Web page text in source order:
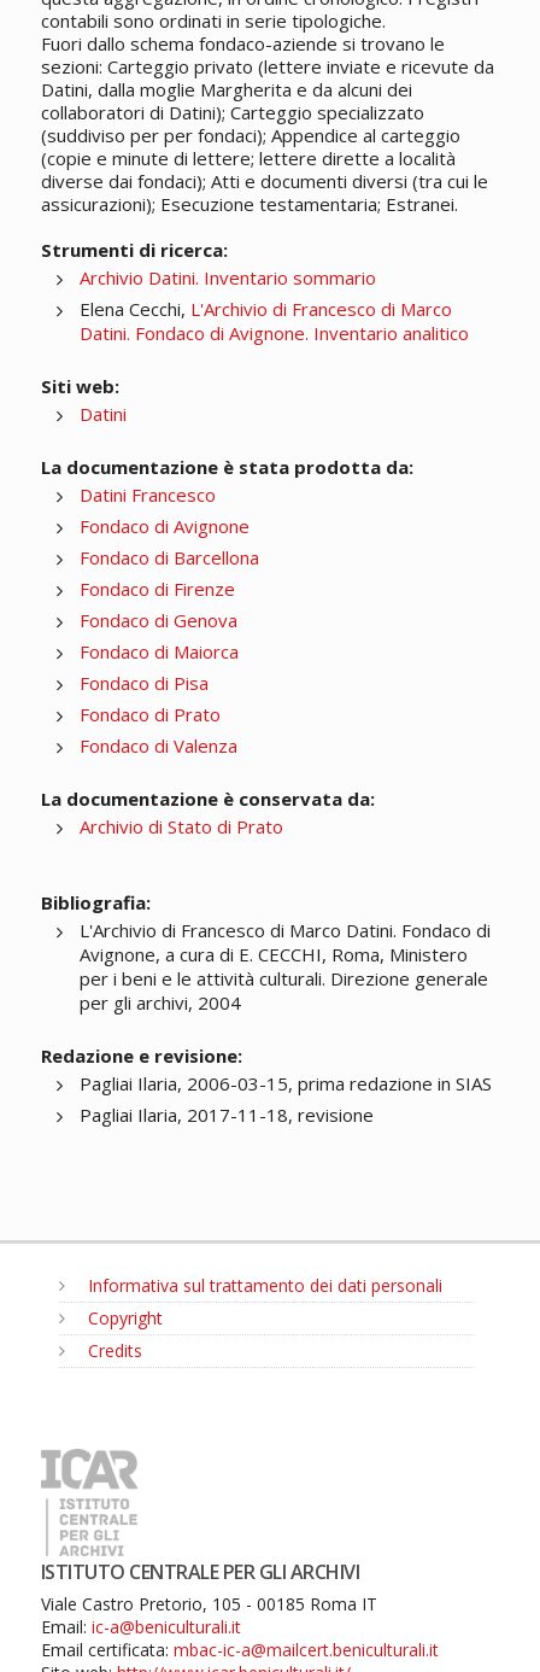
contabili sono ordinati in serie tipologiche.
Fuori dallo schema fondaco-aziende si trovano le
sezioni: Carteggio privato (lettere inviate e ricevute da
Datini, dalla moglie Margherita e da alcuni dei
collaboratori di Datini); Carteggio specializzato
(suddiviso per per fondaci); Appendice al carteggio
(copie e minute di lettere; lettere dirette a località
diverse dai fondaci); Atti e documenti diversi (tra cui le
assicurazioni); Esecuzione testamentaria; Estranei.
Strumenti di ricerca:
Archivio Datini. Inventario sommario
Elena Cecchi, L'Archivio di Francesco di Marco
Datini. Fondaco di Avignone. Inventario analitico
Siti web:
Datini
La documentazione è stata prodotta da:
Datini Francesco
Fondaco di Avignone
Fondaco di Barcellona
Fondaco di Firenze
Fondaco di Genova
Fondaco di Maiorca
Fondaco di Pisa
Fondaco di Prato
Fondaco di Valenza
La documentazione è conservata da:
Archivio di Stato di Prato
Bibliografia:
L'Archivio di Francesco di Marco Datini. Fondaco di
Avignone, a cura di E. CECCHI, Roma, Ministero
per i beni e le attività culturali. Direzione generale
per gli archivi, 2004
Redazione e revisione:
Pagliai Ilaria, 2006-03-15, prima redazione in SIAS
Pagliai Ilaria, 2017-11-18, revisione
Informativa sul trattamento dei dati personali
Copyright
Credits
ISTITUTO CENTRALE PER GLI ARCHIVI
Viale Castro Pretorio, 105 - 00185 Roma IT
Email: ic-a@beniculturali.it
Email certificata: mbac-ic-a@mailcert.beniculturali.it